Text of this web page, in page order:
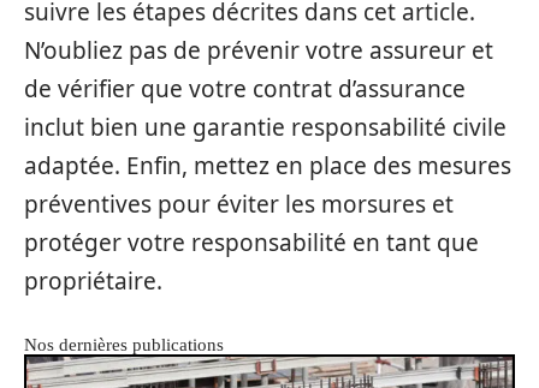
suivre les étapes décrites dans cet article.
N’oubliez pas de prévenir votre assureur et
de vérifier que votre contrat d’assurance
inclut bien une garantie responsabilité civile
adaptée. Enfin, mettez en place des mesures
préventives pour éviter les morsures et
protéger votre responsabilité en tant que
propriétaire.
Nos dernières publications